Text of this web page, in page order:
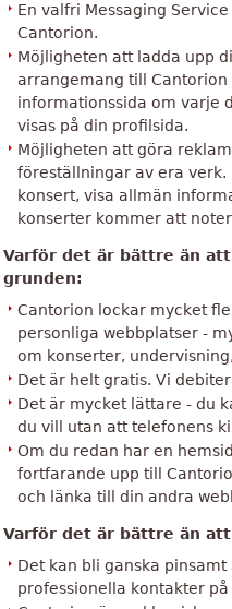
En valfri Messaging
Cantorion.
Möjligheten att ladda upp
arrangemang till
informationssida om varje
visas på din profilsida.
Möjligheten att göra
föreställningar av era verk.
konsert, visa allmän
konserter kommer att
Varför det är bättre än
grunden:
Cantorion lockar mycket
personliga webbplatser -
om konserter,
Det är helt gratis. Vi
Det är mycket lättare - du
du vill utan att telefonens
Om du redan har en
fortfarande upp till
och länka till din andra
Varför det är bättre än
Det kan bli ganska
professionella kontakter på